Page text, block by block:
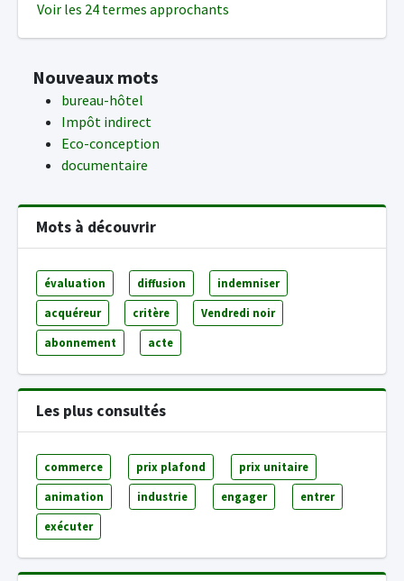
Voir les 24 termes approchants
Nouveaux mots
bureau-hôtel
Impôt indirect
Eco-conception
documentaire
Mots à découvrir
évaluation diffusion indemniser
acquéreur critère Vendredi noir
abonnement acte
Les plus consultés
commerce prix plafond prix unitaire
animation industrie engager entrer
exécuter